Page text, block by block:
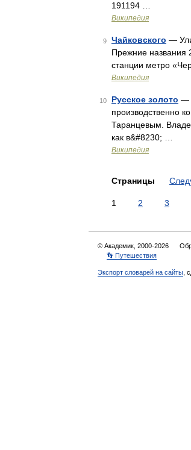
191194 …
Википедия
9 Чайковского —
Прежние названия
станции метро
Википедия
10 Русское золото —
производственно
Таранцевым.
как в&#8230; …
Википедия
Страницы
1 2 3
© Академик, 2000-2026
👣 Путешествия
Экспорт словарей на сайты ,